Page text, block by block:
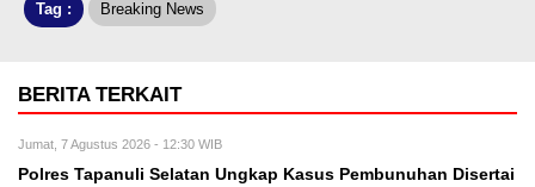
Tag : Breaking News
BERITA TERKAIT
Jumat, 7 Agustus 2026 - 12:30 WIB
Polres Tapanuli Selatan Ungkap Kasus Pembunuhan Disertai